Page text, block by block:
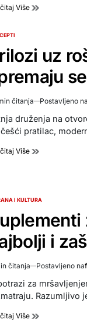
Više
uz
čitanja Postavljeno na
druženja na
pratilac,
Više
I KULTURA
i
čitanja Postavljeno na
za
Razumljivo
Više